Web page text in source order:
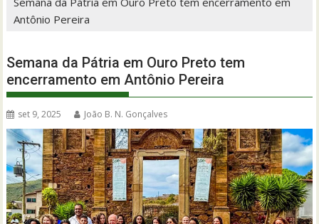
Antônio Pereira
Semana da Pátria em Ouro Preto tem
encerramento em Antônio Pereira
set 9, 2025 João B. N. Gonçalves